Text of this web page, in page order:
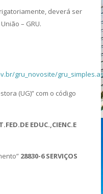
deverá ser
– GRU.
gru_novosite/
(UG)” com o código
EDUC.,CIENC.E
28830-6SERVIÇOS